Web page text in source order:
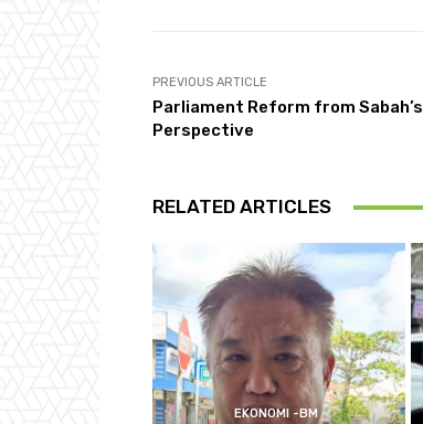
PREVIOUS ARTICLE
Parliament Reform from Sabah’s
Perspective
RELATED ARTICLES
EKONOMI -BM